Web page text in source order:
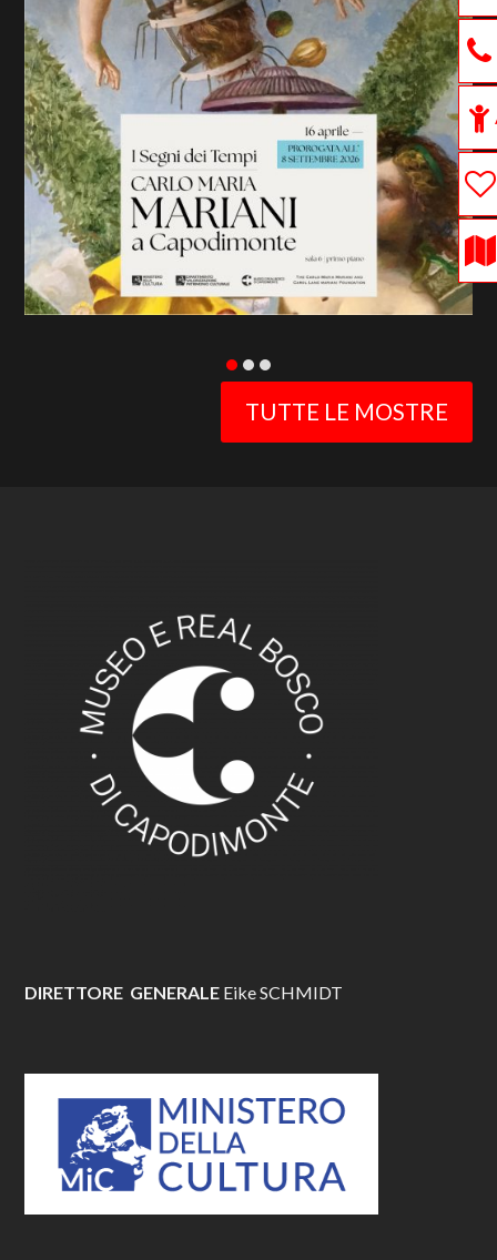
TUTTE LE MOSTRE
DIRETTORE GENERALE Eike SCHMIDT